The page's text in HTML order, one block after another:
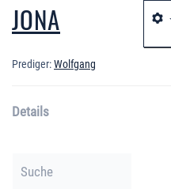
JONA
Prediger:Wolfgang
Details
Filter